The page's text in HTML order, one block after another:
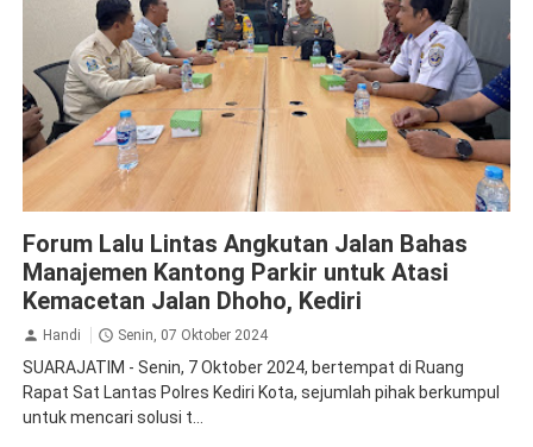
Forum Lalu Lintas Angkutan Jalan Bahas
Manajemen Kantong Parkir untuk Atasi
Kemacetan Jalan Dhoho, Kediri
Handi Senin, 07 Oktober 2024
SUARAJATIM - Senin, 7 Oktober 2024, bertempat di Ruang
Rapat Sat Lantas Polres Kediri Kota, sejumlah pihak berkumpul
untuk mencari solusi t...